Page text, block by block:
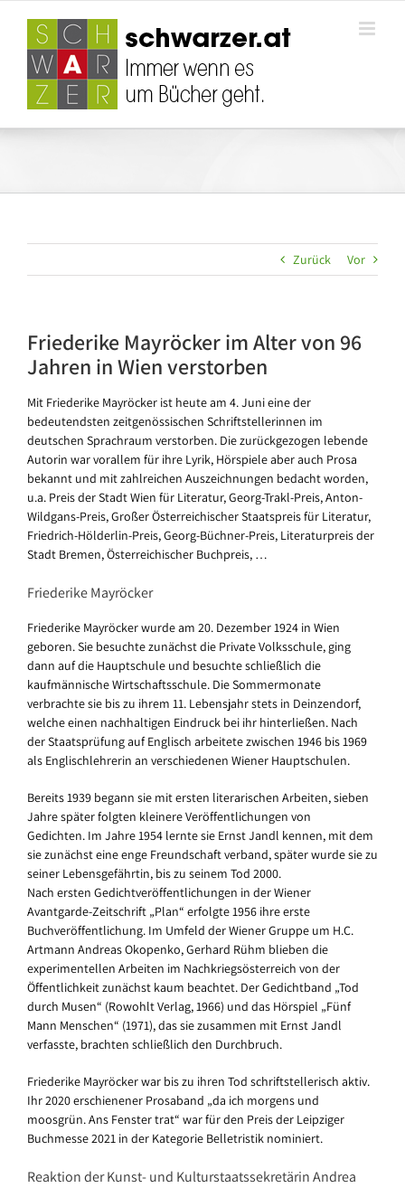
springen
Zurück Vor
Friederike Mayröcker im Alter von 96
Jahren in Wien verstorben
Mit Friederike Mayröcker ist heute am 4. Juni eine der
bedeutendsten zeitgenössischen Schriftstellerinnen im
deutschen Sprachraum verstorben. Die zurückgezogen lebende
Autorin war vorallem für ihre Lyrik, Hörspiele aber auch Prosa
bekannt und mit zahlreichen Auszeichnungen bedacht worden,
u.a. Preis der Stadt Wien für Literatur, Georg-Trakl-Preis, Anton-
Wildgans-Preis, Großer Österreichischer Staatspreis für Literatur,
Friedrich-Hölderlin-Preis, Georg-Büchner-Preis, Literaturpreis der
Stadt Bremen, Österreichischer Buchpreis, …
Friederike Mayröcker
Friederike Mayröcker wurde am 20. Dezember 1924 in Wien
geboren. Sie besuchte zunächst die Private Volksschule, ging
dann auf die Hauptschule und besuchte schließlich die
kaufmännische Wirtschaftsschule. Die Sommermonate
verbrachte sie bis zu ihrem 11. Lebensjahr stets in Deinzendorf,
welche einen nachhaltigen Eindruck bei ihr hinterließen. Nach
der Staatsprüfung auf Englisch arbeitete zwischen 1946 bis 1969
als Englischlehrerin an verschiedenen Wiener Hauptschulen.
Bereits 1939 begann sie mit ersten literarischen Arbeiten, sieben
Jahre später folgten kleinere Veröffentlichungen von
Gedichten. Im Jahre 1954 lernte sie Ernst Jandl kennen, mit dem
sie zunächst eine enge Freundschaft verband, später wurde sie zu
seiner Lebensgefährtin, bis zu seinem Tod 2000.
Nach ersten Gedichtveröffentlichungen in der Wiener
Avantgarde-Zeitschrift „Plan“ erfolgte 1956 ihre erste
Buchveröffentlichung. Im Umfeld der Wiener Gruppe um H.C.
Artmann Andreas Okopenko, Gerhard Rühm blieben die
experimentellen Arbeiten im Nachkriegsösterreich von der
Öffentlichkeit zunächst kaum beachtet. Der Gedichtband „Tod
durch Musen“ (Rowohlt Verlag, 1966) und das Hörspiel „Fünf
Mann Menschen“ (1971), das sie zusammen mit Ernst Jandl
verfasste, brachten schließlich den Durchbruch.
Friederike Mayröcker war bis zu ihren Tod schriftstellerisch aktiv.
Ihr 2020 erschienener Prosaband „da ich morgens und
moosgrün. Ans Fenster trat“ war für den Preis der Leipziger
Buchmesse 2021 in der Kategorie Belletristik nominiert.
Reaktion der Kunst- und Kulturstaatssekretärin Andrea